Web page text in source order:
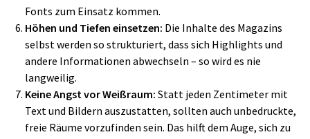
Fonts zum Einsatz kommen.
Höhen und Tiefen einsetzen: Die Inhalte des Magazins
selbst werden so strukturiert, dass sich Highlights und
andere Informationen abwechseln – so wird es nie
langweilig.
Keine Angst vor Weißraum: Statt jeden Zentimeter mit
Text und Bildern auszustatten, sollten auch unbedruckte,
freie Räume vorzufinden sein. Das hilft dem Auge, sich zu